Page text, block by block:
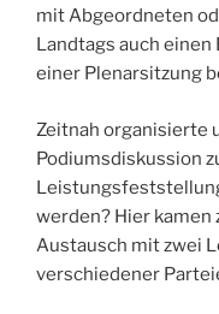
mit Abgeordneten
Landtags auch einen
einer Plenarsitzung
Zeitnah organisierte
Podiumsdiskussion
werden? Hier kamen
Austausch mit zwei
verschiedener